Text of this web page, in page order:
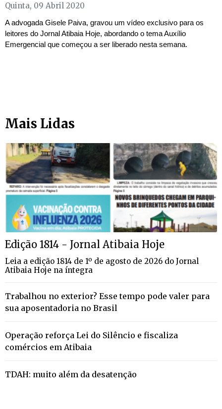
Quinta, 09 Abril 2020
A advogada Gisele Paiva, gravou um vídeo exclusivo para os
leitores do Jornal Atibaia Hoje, abordando o tema Auxílio
Emergencial que começou a ser liberado nesta semana.
Mais Lidas
Edição 1814 - Jornal Atibaia Hoje
Leia a edição 1814 de 1º de agosto de 2026 do Jornal
Atibaia Hoje na íntegra
Trabalhou no exterior? Esse tempo pode valer para
sua aposentadoria no Brasil
Operação reforça Lei do Silêncio e fiscaliza
comércios em Atibaia
TDAH: muito além da desatenção